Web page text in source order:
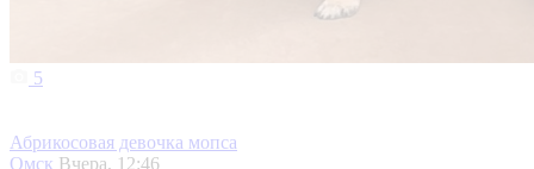
5
Абрикосовая девочка мопса
Омск Вчера, 12:46